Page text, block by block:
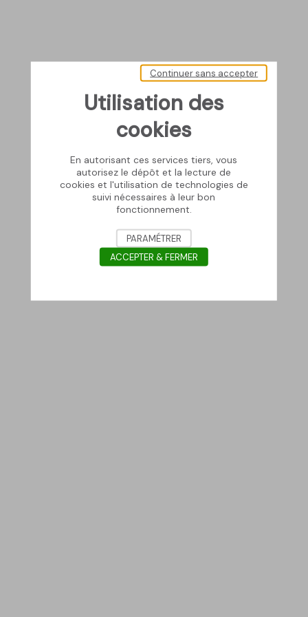
Utilisation des
cookies
En autorisant ces services tiers, vous
autorisez le dépôt et la lecture de
cookies et l'utilisation de technologies de
suivi nécessaires à leur bon
fonctionnement.
Continuer sans accepter
PARAMÉTRER
ACCEPTER & FERMER